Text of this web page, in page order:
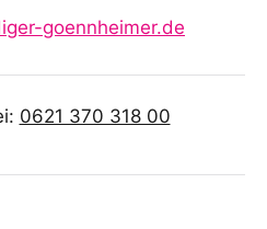
goennheimer.de
0621 370 318 00